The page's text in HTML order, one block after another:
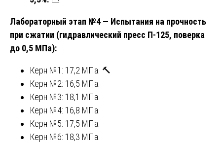
Лабораторный этап №4 — Испытания на прочность
при сжатии (гидравлический пресс П-125, поверка
до 0,5 МПа):
Керн №1: 17,2 МПа. 🔨
Керн №2: 16,5 МПа.
Керн №3: 18,1 МПа.
Керн №4: 16,8 МПа.
Керн №5: 17,5 МПа.
Керн №6: 18,3 МПа.